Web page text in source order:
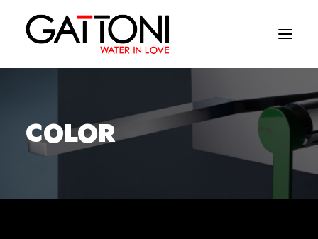
Ambientes
Acabados
COLOR